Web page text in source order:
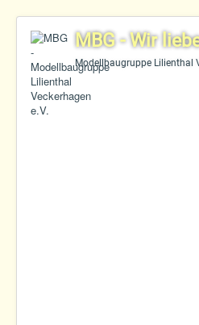
MBG - Wir
Modellbaugruppe Lilienthal